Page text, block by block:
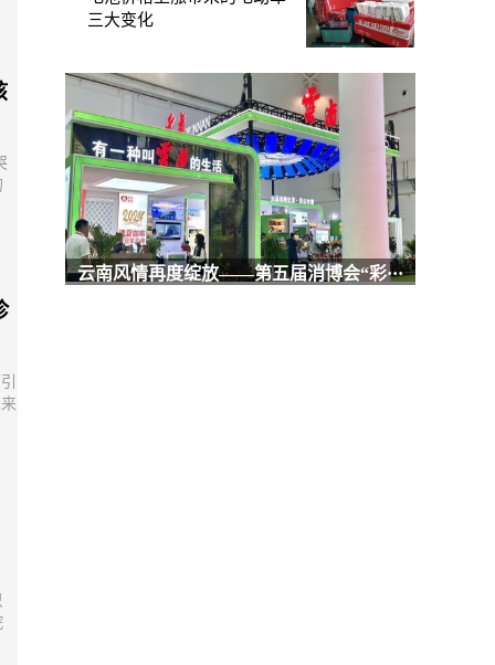
三大变化
云南风情再度绽放——第五届消博会“彩···